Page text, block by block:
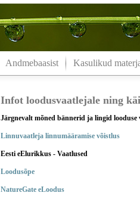
Andmebaasist Kasulikud
Infot loodusvaatlejale ning
Järgnevalt mõned bännerid ja lingid looduse
Linnuvaatleja linnumääramise võistlus
Eesti eElurikkus - Vaatlused
Loodusõpe
NatureGate eLoodus